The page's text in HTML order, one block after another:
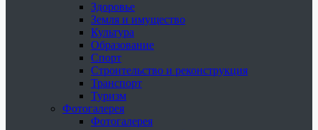
Здоровье
Земля и имущество
Культура
Образование
Спорт
Строительство и реконструкция
Транспорт
Туризм
Фотогалерея
Фотогалерея